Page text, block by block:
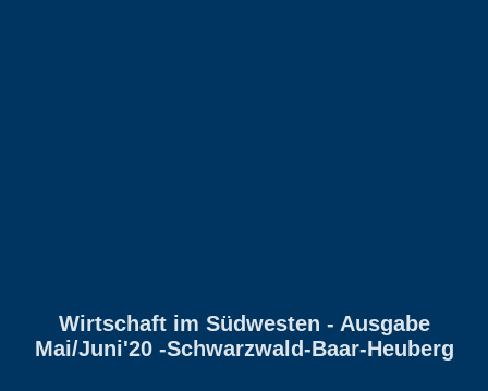
Wirtschaft im Südwesten - Ausgabe
Mai/Juni'20 -Schwarzwald-Baar-Heuberg